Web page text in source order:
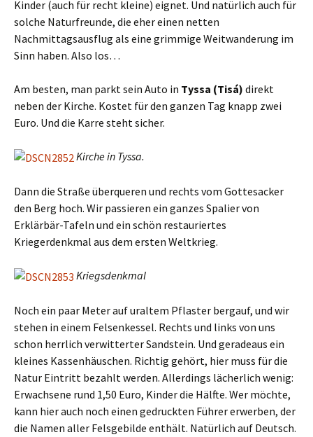
Kinder (auch für recht kleine) eignet. Und natürlich auch für
solche Naturfreunde, die eher einen netten
Nachmittagsausflug als eine grimmige Weitwanderung im
Sinn haben. Also los…
Am besten, man parkt sein Auto in Tyssa (Tisá) direkt
neben der Kirche. Kostet für den ganzen Tag knapp zwei
Euro. Und die Karre steht sicher.
Kirche in Tyssa.
Dann die Straße überqueren und rechts vom Gottesacker
den Berg hoch. Wir passieren ein ganzes Spalier von
Erklärbär-Tafeln und ein schön restauriertes
Kriegerdenkmal aus dem ersten Weltkrieg.
Kriegsdenkmal
Noch ein paar Meter auf uraltem Pflaster bergauf, und wir
stehen in einem Felsenkessel. Rechts und links von uns
schon herrlich verwitterter Sandstein. Und geradeaus ein
kleines Kassenhäuschen. Richtig gehört, hier muss für die
Natur Eintritt bezahlt werden. Allerdings lächerlich wenig:
Erwachsene rund 1,50 Euro, Kinder die Hälfte. Wer möchte,
kann hier auch noch einen gedruckten Führer erwerben, der
die Namen aller Felsgebilde enthält. Natürlich auf Deutsch.